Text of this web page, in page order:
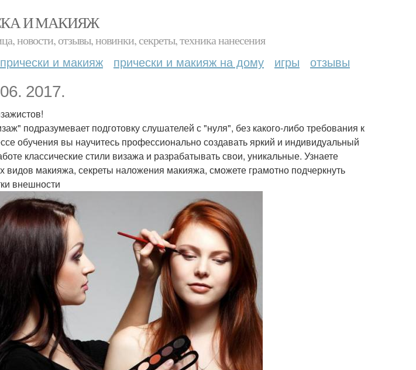
И МАКИЯЖ
новости, отзывы, новинки, секреты, техника нанесения
и макияж прически и макияж на дому игры отзывы
2017.
подразумевает подготовку слушателей с "нуля", без какого-либо требования к
обучения вы научитесь профессионально создавать яркий и индивидуальный
классические стили визажа и разрабатывать свои, уникальные. Узнаете
видов макияжа, секреты наложения макияжа, сможете грамотно подчеркнуть
внешности